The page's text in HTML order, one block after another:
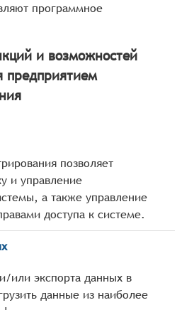
программное
и возможностей
предприятием
позволяет
и управление
а также управление
доступа к системе.
или экспорта данных в
данные из наиболее